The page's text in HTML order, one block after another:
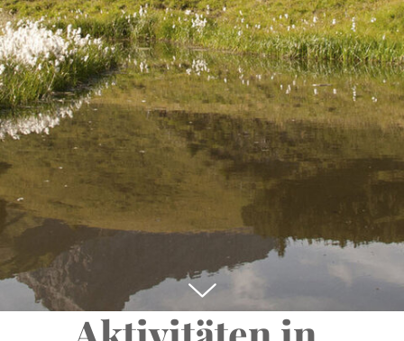
Gehen Sie klettern, golfen, fischen oder laufen
am Arlberg
Sportliche
Outdoor-